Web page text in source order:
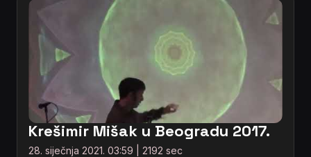
Krešimir Mišak u Beogradu 2017.
28. siječnja 2021. 03:59 | 2192 sec